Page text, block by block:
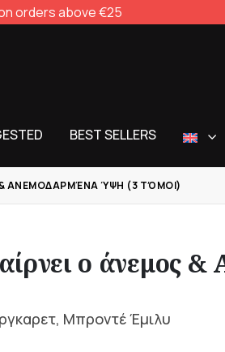
orders above €25
BEST SELLERS
ΑΝΕΜΟΔΑΡΜΈΝΑ ΎΨΗ (3 ΤΌΜΟΙ)
ο άνεμος
Μπροντέ Έμιλυ